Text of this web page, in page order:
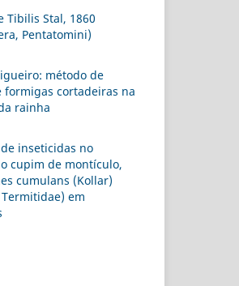
Tibilis Stal, 1860
Pentatomini)
método de
formigas cortadeiras na
rainha
inseticidas no
cupim de montículo,
cumulans (Kollar)
em